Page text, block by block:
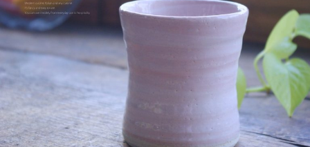
2023/1/16
≪おすすめ≫ お好み具材の恵方巻♪大きいお皿を囲んで手作りを
楽しみませんか？
2022/12/28
≪再入荷≫ プレゼントにもおすすめ♪ぽってり一珍和花 ご飯茶碗